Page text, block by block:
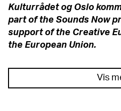
Kulturrådet og Oslo
part of the Sounds Now
support of the Creative
the European Union.
Vis